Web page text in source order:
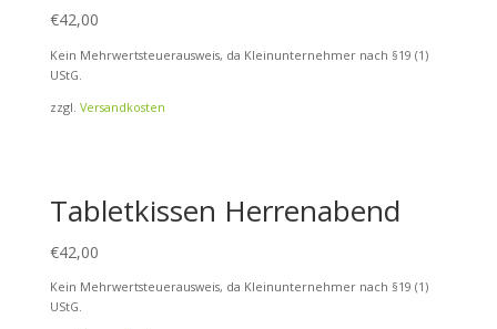
€42,00
Kein Mehrwertsteuerausweis, da Kleinunternehmer nach §19 (1)
UStG.
zzgl. Versandkosten
Tabletkissen Herrenabend
€42,00
Kein Mehrwertsteuerausweis, da Kleinunternehmer nach §19 (1)
UStG.